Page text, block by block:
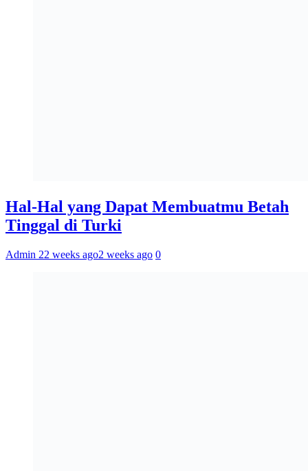
Hal-Hal yang Dapat Membuatmu Betah
Tinggal di Turki
Admin 22 weeks ago2 weeks ago 0